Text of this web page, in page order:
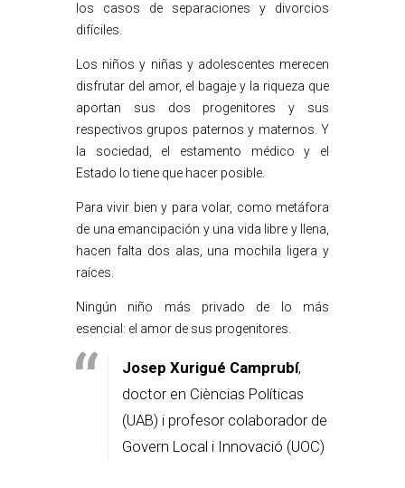
los casos de separaciones y divorcios
difíciles.
Los niños y niñas y adolescentes merecen
disfrutar del amor, el bagaje y la riqueza que
aportan sus dos progenitores y sus
respectivos grupos paternos y maternos. Y
la sociedad, el estamento médico y el
Estado lo tiene que hacer posible.
Para vivir bien y para volar, como metáfora
de una emancipación y una vida libre y llena,
hacen falta dos alas, una mochila ligera y
raíces.
Ningún niño más privado de lo más
esencial: el amor de sus progenitores.
Josep Xurigué Camprubí,
doctor en Cièncias Políticas
(UAB) i profesor colaborador de
Govern Local i Innovació (UOC)